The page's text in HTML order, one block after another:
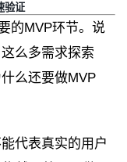
验证
的MVP环节。说
么多需求探索
么还要做MVP
代表真实的用户